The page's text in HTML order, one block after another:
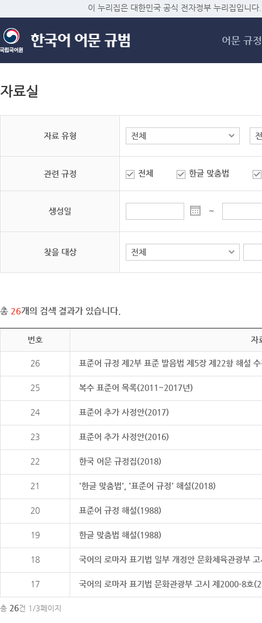
메
이 누리집은 대한민국 공식 전자정부 누리집입니다.
어문 규정
자료실
자료 유형
관련 규정 전체 한글 맞춤법
생성일 ~
찾을 대상
총 26개의 검색 결과가 있습니다.
번호 자
26 표준어 규정 제2부 표준 발음법 제5장 제22항 해설
25 복수 표준어 목록(2011~2017년)
24 표준어 추가 사정안(2017)
23 표준어 추가 사정안(2016)
22 한국 어문 규정집(2018)
21 '한글 맞춤법', '표준어 규정' 해설(2018)
20 표준어 규정 해설(1988)
19 한글 맞춤법 해설(1988)
18 국어의 로마자 표기법 일부 개정안 문화체육관광부
17 국어의 로마자 표기법 문화관광부 고시 제2000-8호
총 26건 1/3페이지